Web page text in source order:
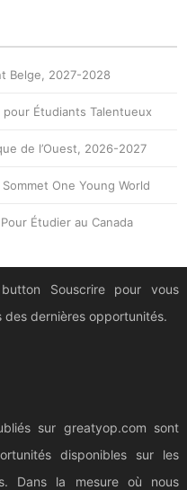
Belge, 2027-2028
Étudiants Talentueux
de l’Ouest, 2026-2027
One Young World
Étudier au Canada
Souscrire pour vous
dernières opportunités.
sur greatyop.com sont
disponibles sur les
Dans la mesure où nous